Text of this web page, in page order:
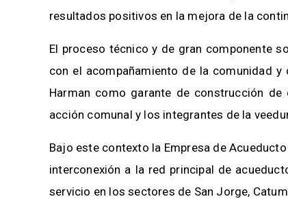
resultados positivos en la mejora de la
El proceso técnico y de gran componente
con el acompañamiento de la comunidad
Harman como garante de construcción
acción comunal y los integrantes de la
Bajo este contexto la Empresa de
interconexión a la red principal de
servicio en los sectores de San Jorge,